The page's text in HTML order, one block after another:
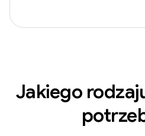
Jakiego